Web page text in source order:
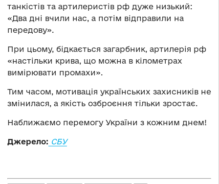
танкістів та артилеристів рф дуже низький:
«Два дні вчили нас, а потім відправили на
передову».
При цьому, бідкається загарбник, артилерія рф
«настільки крива, що можна в кілометрах
вимірювати промахи».
Тим часом, мотивація українських захисників не
змінилася, а якість озброєння тільки зростає.
Наближаємо перемогу України з кожним днем!
Джерело: СБУ